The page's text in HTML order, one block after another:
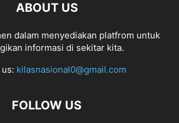
ABOUT US
dalam menyediakan platfrom untuk
informasi di sekitar kita.
kilasnasional0@gmail.com
FOLLOW US